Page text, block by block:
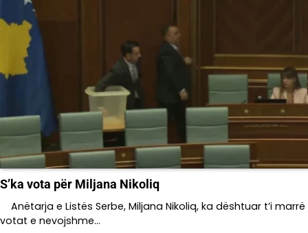
S’ka vota për Miljana Nikoliq
Anëtarja e Listës Serbe, Miljana Nikoliq, ka dështuar t’i marrë
votat e nevojshme…